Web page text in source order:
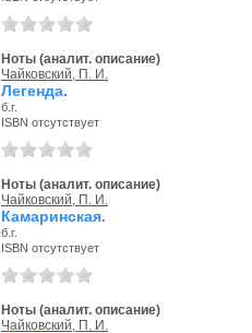
Ноты (аналит. описание)
Чайковский, П. И.
Легенда.
б.г.
ISBN отсутствует
Ноты (аналит. описание)
Чайковский, П. И.
Камаринская.
б.г.
ISBN отсутствует
Ноты (аналит. описание)
Чайковский, П. И.